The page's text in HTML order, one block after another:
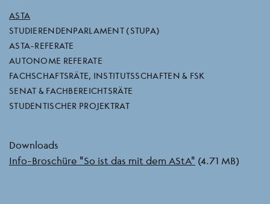
ASTA
STUDIERENDENPARLAMENT (STUPA)
ASTA-REFERATE
AUTONOME REFERATE
FACHSCHAFTSRÄTE, INSTITUTSSCHAFTEN & FSK
SENAT & FACHBEREICHTSRÄTE
STUDENTISCHER PROJEKTRAT
Downloads
Document
Info-Broschüre "So ist das mit dem AStA" (4.71 MB)